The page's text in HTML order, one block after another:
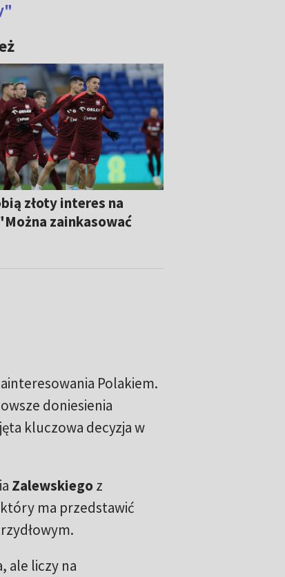
złoty interes na
zainkasować
Polakiem.
doniesienia
kluczowa decyzja w
Zalewskiego z
ma przedstawić
ale liczy na